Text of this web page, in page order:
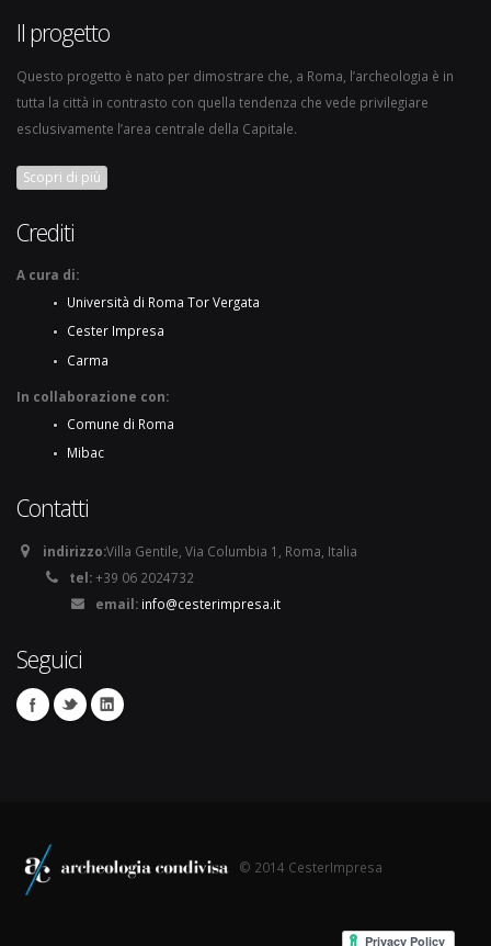
Il progetto
Questo progetto è nato per dimostrare che, a Roma, l’archeologia è in
tutta la città in contrasto con quella tendenza che vede privilegiare
esclusivamente l’area centrale della Capitale.
Scopri di più
Crediti
A cura di:
Università di Roma Tor Vergata
Cester Impresa
Carma
In collaborazione con:
Comune di Roma
Mibac
Contatti
indirizzo:Villa Gentile, Via Columbia 1, Roma, Italia
tel:+39 06 2024732
email: info@cesterimpresa.it
Seguici
© 2014 CesterImpresa